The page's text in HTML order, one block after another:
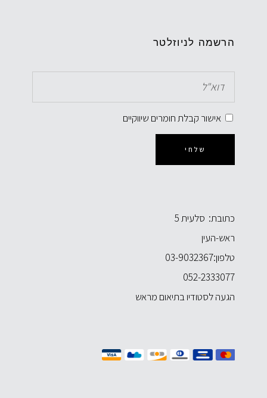
הרשמה לניוזלטר
אישור קבלת חומרים שיווקיים
שלחי
כתובת: סלעית 5
ראש-העין
טלפון:03-9032367
052-2333077
הגעה לסטודיו בתיאום מראש